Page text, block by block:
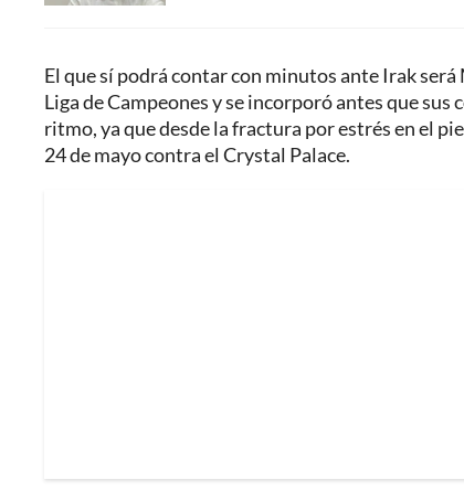
El que sí podrá contar con minutos ante Irak
Liga de Campeones y se incorporó antes que
ritmo, ya que desde la fractura por estrés en el
24 de mayo contra el Crystal Palace.